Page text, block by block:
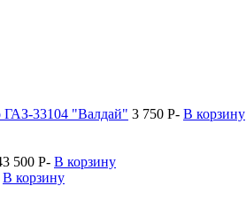
ГАЗ-33104 "Валдай" 3 750 P- В корзину
500 P- В корзину
В корзину